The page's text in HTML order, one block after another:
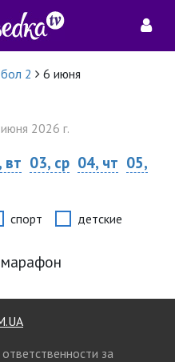
2
6 июня
2026 г.
вт 03, ср 04, чт 05,
спорт детские
за